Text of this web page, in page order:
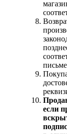
если